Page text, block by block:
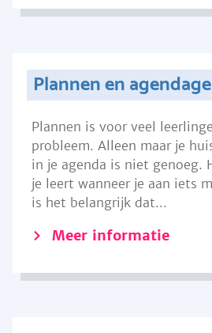
Plannen en
Plannen is voor veel
probleem. Alleen maar je
in je agenda is niet genoeg.
je leert wanneer je aan iets
is het belangrijk dat...
Meer informatie